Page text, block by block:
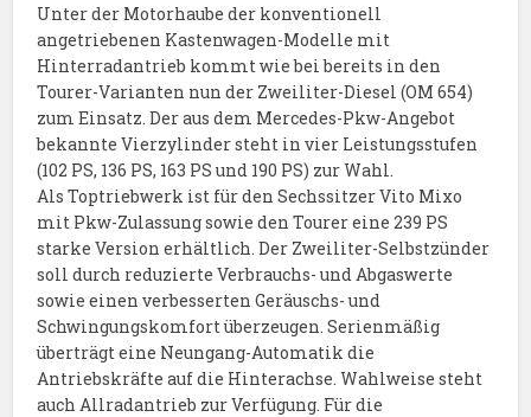
Unter der Motorhaube der konventionell
angetriebenen Kastenwagen-Modelle mit
Hinterradantrieb kommt wie bei bereits in den
Tourer-Varianten nun der Zweiliter-Diesel (OM 654)
zum Einsatz. Der aus dem Mercedes-Pkw-Angebot
bekannte Vierzylinder steht in vier Leistungsstufen
(102 PS, 136 PS, 163 PS und 190 PS) zur Wahl.
Als Toptriebwerk ist für den Sechssitzer Vito Mixo
mit Pkw-Zulassung sowie den Tourer eine 239 PS
starke Version erhältlich. Der Zweiliter-Selbstzünder
soll durch reduzierte Verbrauchs- und Abgaswerte
sowie einen verbesserten Geräuschs- und
Schwingungskomfort überzeugen. Serienmäßig
überträgt eine Neungang-Automatik die
Antriebskräfte auf die Hinterachse. Wahlweise steht
auch Allradantrieb zur Verfügung. Für die